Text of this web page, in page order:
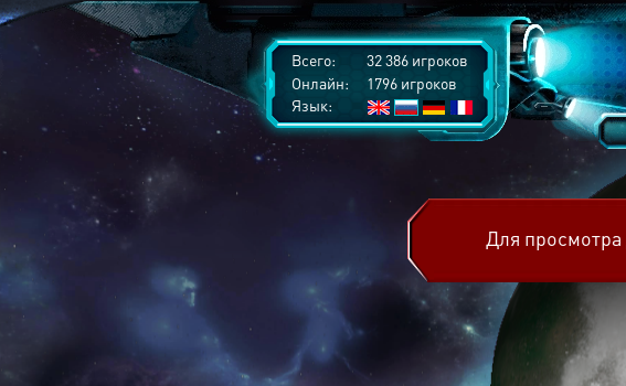
Всего:
32 386 игроков
Онлайн:
1796 игроков
Язык:
Для просмотра